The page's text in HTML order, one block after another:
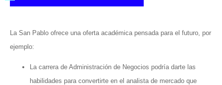
La San Pablo ofrece una oferta académica pensada para el futuro, por
ejemplo:
La carrera de Administración de Negocios podría darte las
habilidades para convertirte en el analista de mercado que